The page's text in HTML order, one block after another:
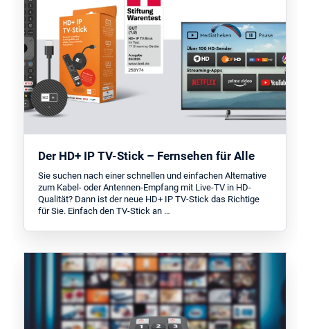
Der HD+ IP TV-Stick – Fernsehen für Alle
Sie suchen nach einer schnellen und einfachen Alternative
zum Kabel- oder Antennen-Empfang mit Live-TV in HD-
Qualität? Dann ist der neue HD+ IP TV-Stick das Richtige
für Sie. Einfach den TV-Stick an …